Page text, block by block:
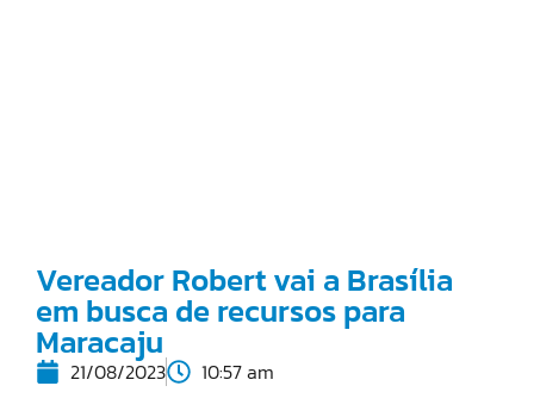
Vereador Robert vai a Brasília
em busca de recursos para
Maracaju
21/08/2023 10:57 am